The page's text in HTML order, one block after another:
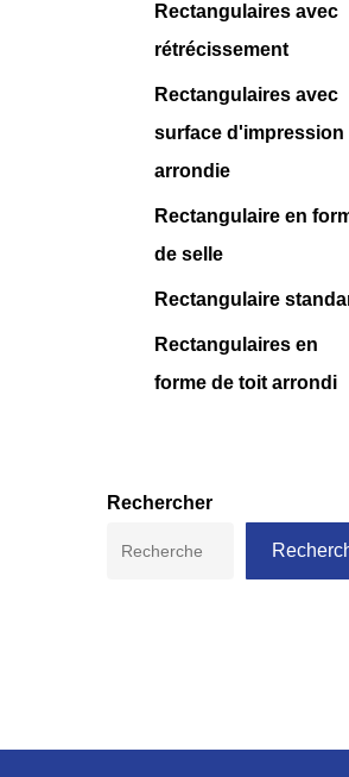
Rectangulaires avec
rétrécissement
Rectangulaires avec
surface d'impression
arrondie
Rectangulaire en
de selle
Rectangulaire
Rectangulaires en
forme de toit arrondi
Rechercher